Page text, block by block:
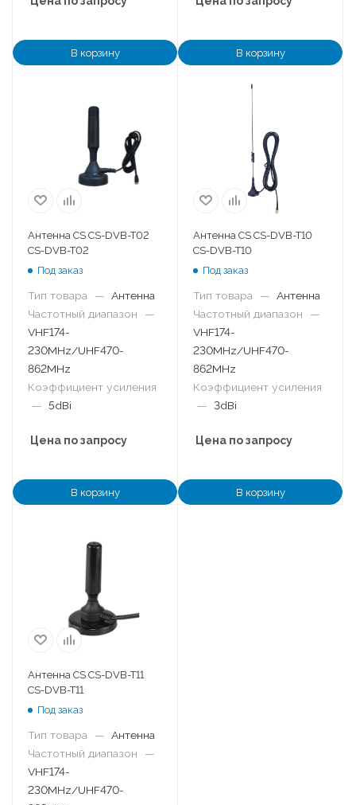
В корзину В корзину
Антенна CS CS-DVB-T02
CS-DVB-T02
Под заказ
Тип товара — Антенна
Частотный диапазон
—
VHF174-
230MHz/UHF470-
862MHz
Коэффициент усиления
— 5dBi
Цена по запросу
В корзину
Антенна CS CS-DVB-T10
CS-DVB-T10
Под заказ
Тип товара — Антенна
Частотный диапазон
—
VHF174-
230MHz/UHF470-
862MHz
Коэффициент усиления
— 3dBi
Цена по запросу
В корзину
Антенна CS CS-DVB-T11
CS-DVB-T11
Под заказ
Тип товара — Антенна
Частотный диапазон
—
VHF174-
230MHz/UHF470-